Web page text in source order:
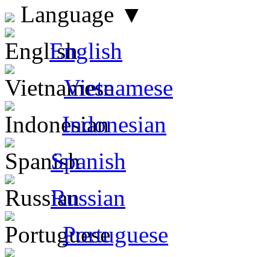
Language ▼
English
Vietnamese
Indonesian
Spanish
Russian
Portuguese